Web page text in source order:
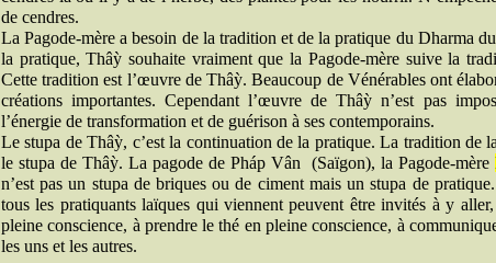
de cendres.
La Pagode-mère a besoin de la tradition et de la pratique du Dharma
la pratique, Thâỳ souhaite vraiment que la Pagode-mère suive la
Cette tradition est l’œuvre de Thâỳ. Beaucoup de Vénérables ont
créations importantes. Cependant l’œuvre de Thâỳ n’est pas
l’énergie de transformation et de guérison à ses contemporains.
Le stupa de Thâỳ, c’est la continuation de la pratique. La tradition de
le stupa de Thâỳ. La pagode de Pháp Vân (Saïgon), la Pagode-mère
n’est pas un stupa de briques ou de ciment mais un stupa de
tous les pratiquants laïques qui viennent peuvent être invités à y
pleine conscience, à prendre le thé en pleine conscience, à
les uns et les autres.